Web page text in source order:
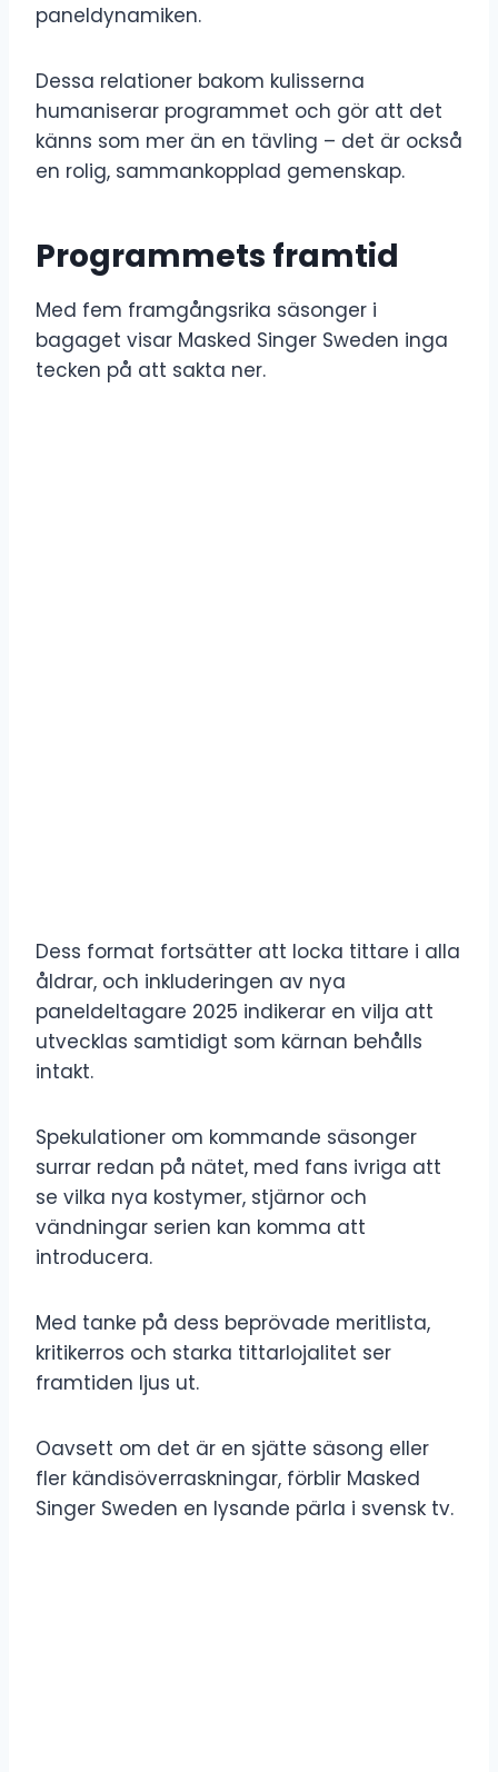
paneldynamiken.
Dessa relationer bakom kulisserna
humaniserar programmet och gör att det
känns som mer än en tävling – det är också
en rolig, sammankopplad gemenskap.
Programmets framtid
Med fem framgångsrika säsonger i
bagaget visar Masked Singer Sweden inga
tecken på att sakta ner.
Dess format fortsätter att locka tittare i alla
åldrar, och inkluderingen av nya
paneldeltagare 2025 indikerar en vilja att
utvecklas samtidigt som kärnan behålls
intakt.
Spekulationer om kommande säsonger
surrar redan på nätet, med fans ivriga att
se vilka nya kostymer, stjärnor och
vändningar serien kan komma att
introducera.
Med tanke på dess beprövade meritlista,
kritikerros och starka tittarlojalitet ser
framtiden ljus ut.
Oavsett om det är en sjätte säsong eller
fler kändisöverraskningar, förblir Masked
Singer Sweden en lysande pärla i svensk tv.